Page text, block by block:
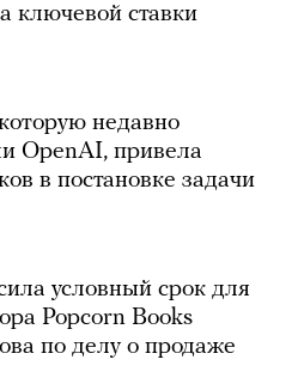
ключевой ставки
недавно
OpenAI, привела
в постановке задачи
условный срок для
Popcorn Books
по делу о продаже